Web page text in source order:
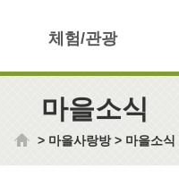
체험/관광
마을소식
> 마을사랑방> 마을소식